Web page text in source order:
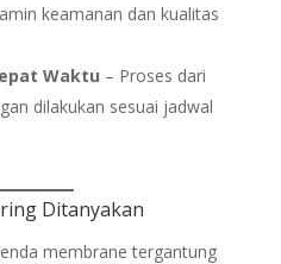
keamanan dan kualitas
Waktu – Proses dari
dilakukan sesuai jadwal
Ditanyakan
membrane tergantung